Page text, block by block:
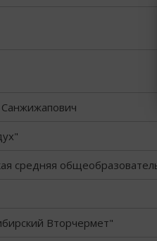
средняя
Вторчермет"